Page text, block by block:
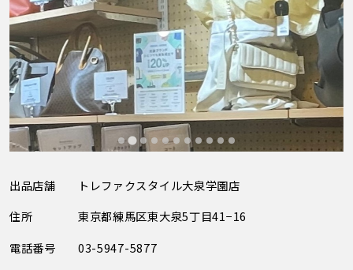
出品店舗
トレファクスタイル大泉学園店
住所
東京都練馬区東大泉5丁目41−16
電話番号
03-5947-5877